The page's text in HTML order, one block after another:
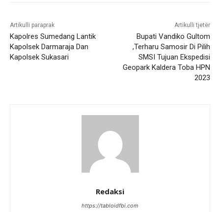
Artikulli paraprak
Kapolres Sumedang Lantik
Kapolsek Darmaraja Dan
Kapolsek Sukasari
Artikulli tjetër
Bupati Vandiko Gultom
,Terharu Samosir Di Pilih
SMSI Tujuan Ekspedisi
Geopark Kaldera Toba HPN
2023
Redaksi
https://tabloidfbi.com